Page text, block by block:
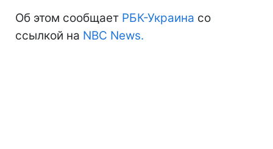
Об этом сообщает РБК-Украина со
ссылкой на NBC News.